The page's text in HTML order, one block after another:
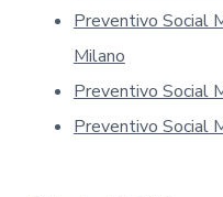
Preventivo Social
Milano
Preventivo Social
Preventivo Social